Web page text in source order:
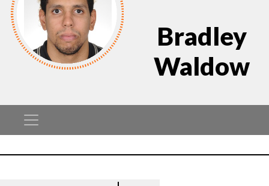
Bradley
Waldow